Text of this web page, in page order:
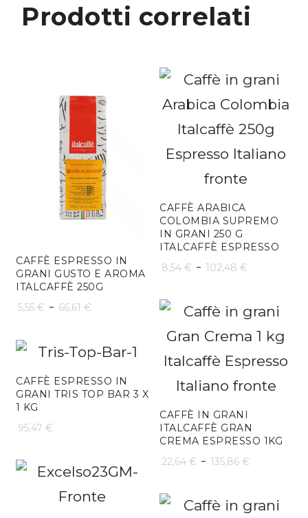
Prodotti correlati
CAFFÈ ESPRESSO IN
GRANI GUSTO E AROMA
ITALCAFFÈ 250G
5,55 € - 66,61 €
prezzo:
da
CAFFÈ ARABICA
COLOMBIA SUPREMO
IN GRANI 250 G
ITALCAFFÈ ESPRESSO
8,54 € - 102,48 €
prezzo:
da
8,54 €
a
CAFFÈ IN GRANI
ITALCAFFÈ GRAN
CREMA ESPRESSO 1KG
22,64 € - 135,86 €
prezzo:
CAFFÈ ESPRESSO IN
GRANI TRIS TOP BAR 3 X
1 KG
95,47 €